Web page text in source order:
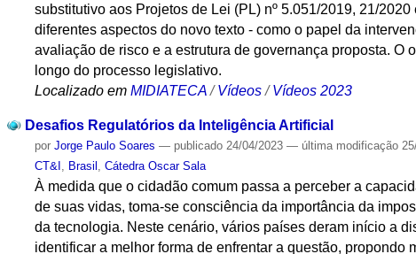
substitutivo aos Projetos de Lei (PL) nº 5.051/2019, 21/
diferentes aspectos do novo texto - como o papel da
avaliação de risco e a estrutura de governança proposta.
longo do processo legislativo.
Localizado em MIDIATECA /Vídeos /Vídeos 2023
Desafios Regulatórios da Inteligência Artificial
porJorge Paulo Soares — publicado 24/04/2023— última modificação
CT&I
Brasil ,Cátedra Oscar Sala
À medida que o cidadão comum passa a perceber a
de suas vidas, toma-se consciência da importância da
da tecnologia. Neste cenário, vários países deram início a
identificar a melhor forma de enfrentar a questão,